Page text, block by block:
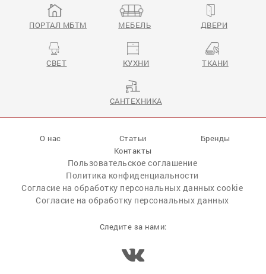
ПОРТАЛ МБТМ МЕБЕЛЬ ДВЕРИ
СВЕТ КУХНИ ТКАНИ
САНТЕХНИКА
О нас Статьи
Бренды
Контакты
Пользовательское соглашение
Политика конфиденциальности
Согласие на обработку персональных данных cookie
Согласие на обработку персональных данных
Следите за нами: